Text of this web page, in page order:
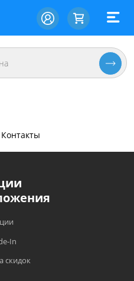
Контакты
In
скидок